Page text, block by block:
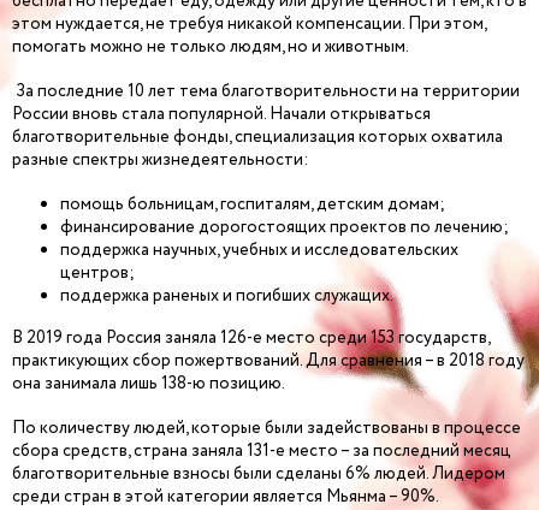
этом нуждается, не требуя никакой компенсации. При этом,
помогать можно не только людям, но и животным.
За последние 10 лет тема благотворительности на территории
России вновь стала популярной. Начали открываться
благотворительные фонды, специализация которых охватила
разные спектры жизнедеятельности:
помощь больницам, госпиталям, детским домам;
финансирование дорогостоящих проектов по лечению;
поддержка научных, учебных и исследовательских
центров;
поддержка раненых и погибших служащих.
В 2019 года Россия заняла 126-е место среди 153 государств,
практикующих сбор пожертвований. Для сравнения – в 2018 году
она занимала лишь 138-ю позицию.
По количеству людей, которые были задействованы в процессе
сбора средств, страна заняла 131-е место – за последний месяц
благотворительные взносы были сделаны 6% людей. Лидером
среди стран в этой категории является Мьянма – 90%.